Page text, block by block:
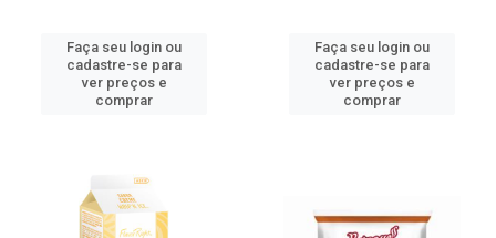
Faça seu login ou
cadastre-se para
ver preços e
comprar
Faça seu login ou
cadastre-se para
ver preços e
comprar